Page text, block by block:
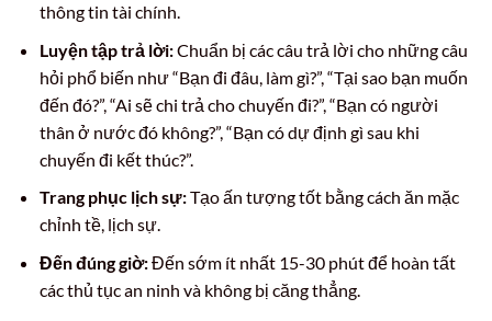
thông tin tài chính.
Luyện tập trả lời:Chuẩn bị các câu trả lời cho những câu
hỏi phổ biến như “Bạn đi đâu, làm gì?”, “Tại sao bạn muốn
đến đó?”, “Ai sẽ chi trả cho chuyến đi?”, “Bạn có người
thân ở nước đó không?”, “Bạn có dự định gì sau khi
chuyến đi kết thúc?”.
Trang phục lịch sự:Tạo ấn tượng tốt bằng cách ăn mặc
chỉnh tề, lịch sự.
Đến đúng giờ:Đến sớm ít nhất 15-30 phút để hoàn tất
các thủ tục an ninh và không bị căng thẳng.